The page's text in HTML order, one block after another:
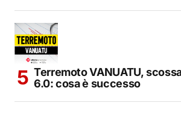
Terremoto VANUATU,
6.0: cosa è successo